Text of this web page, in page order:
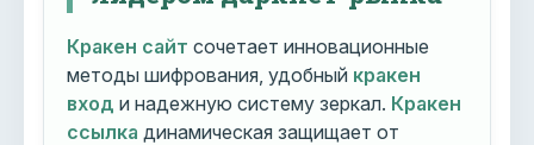
Кракен сайт сочетает инновационные
методы шифрования, удобный кракен
вход и надежную систему зеркал. Кракен
ссылка динамическая защищает от